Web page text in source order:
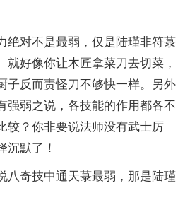
绝对不是最弱，仅是陆瑾非符菉
就好像你让木匠拿菜刀去切菜，
子反而责怪刀不够快一样。另外
强弱之说，各技能的作用都各不
较？你非要说法师没有武士厉
沉默了！
八奇技中通天菉最弱，那是陆瑾